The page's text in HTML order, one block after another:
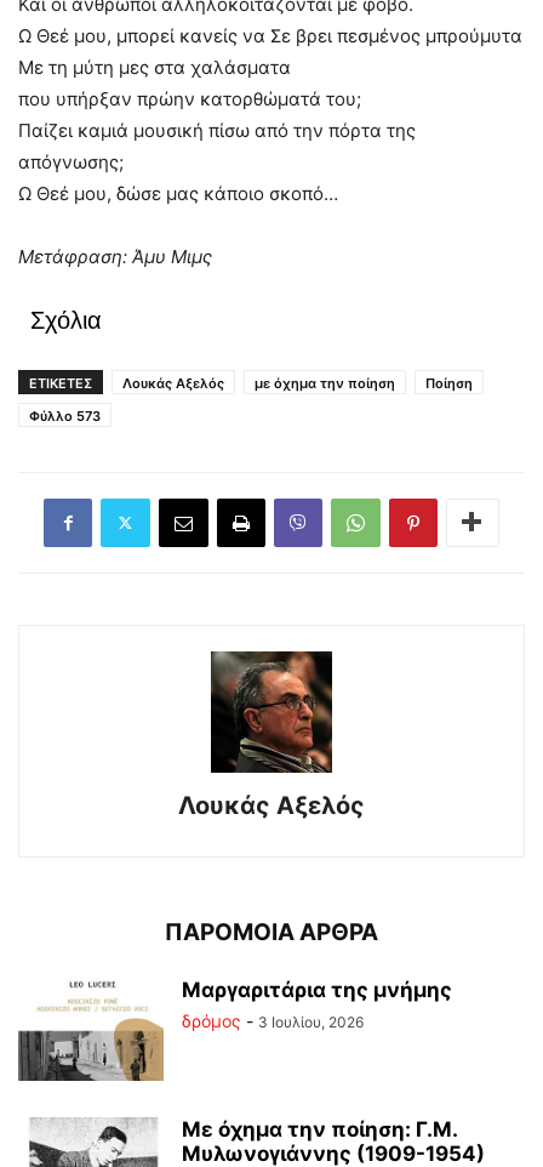
Ω Θεέ μου, μπορεί κανείς να Σε βρει πεσμένος μπρούμυτα
Με τη μύτη μες στα χαλάσματα
που υπήρξαν πρώην κατορθώματά του;
Παίζει καμιά μουσική πίσω από την πόρτα της
απόγνωσης;
Ω Θεέ μου, δώσε μας κάποιο σκοπό…
Μετάφραση: Άμυ Μιμς
Σχόλια
ΕΤΙΚΕΤΕΣ Λουκάς Αξελός με όχημα την ποίηση
Ποίηση
Φύλλο 573
Λουκάς Αξελός
ΠΑΡΟΜΟΙΑ ΑΡΘΡΑ
Μαργαριτάρια της μνήμης
δρόμος - 3 Ιουλίου, 2026
Με όχημα την ποίηση: Γ.Μ.
Μυλωνογιάννης (1909-1954)